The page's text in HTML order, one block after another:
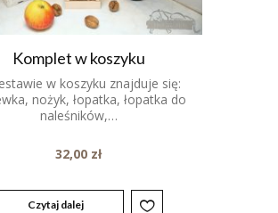
Komplet w koszyku
w koszyku znajduje się:
nożyk, łopatka, łopatka do
naleśników,…
32,00 zł
Czytaj dalej